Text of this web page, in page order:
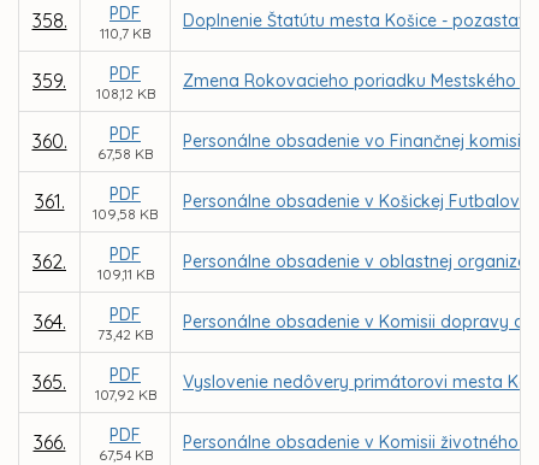
358. PDF
110,7 KB
Doplnenie Štatútu mesta Košice -
359. PDF
108,12 KB
Zmena Rokovacieho poriadku Mestského
360. PDF
67,58 KB
Personálne obsadenie vo Finančnej komisii
361. PDF
109,58 KB
Personálne obsadenie v Košickej
362. PDF
109,11 KB
Personálne obsadenie v oblastnej
364. PDF
73,42 KB
Personálne obsadenie v Komisii dopravy a
365. PDF
107,92 KB
Vyslovenie nedôvery primátorovi mesta
366. PDF
67,54 KB
Personálne obsadenie v Komisii životného